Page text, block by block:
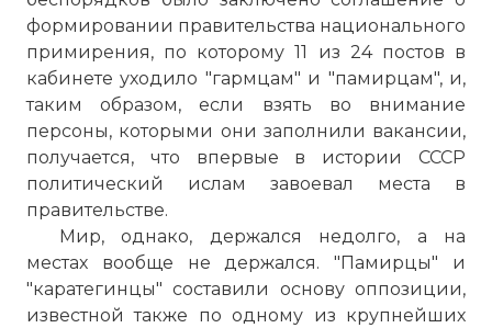
формировании правительства национального
примирения, по которому 11 из 24 постов в
кабинете уходило "гармцам" и "памирцам", и,
таким образом, если взять во внимание
персоны, которыми они заполнили вакансии,
получается, что впервые в истории СССР
политический ислам завоевал места в
правительстве.
Мир, однако, держался недолго, а на
местах вообще не держался. "Памирцы" и
"каратегинцы" составили основу оппозиции,
известной также по одному из крупнейших